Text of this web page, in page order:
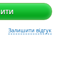
Залишити відгук